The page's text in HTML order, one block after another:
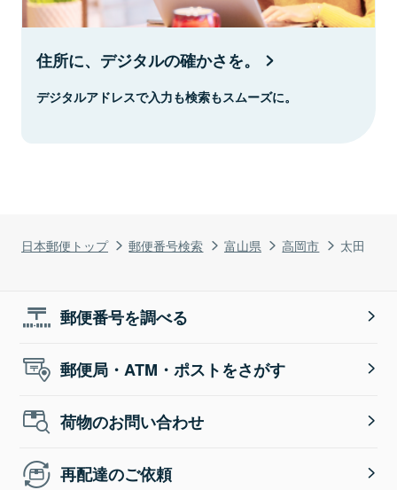
日本郵便トップ 郵便番号検索 富山県 高岡市 太田
住所に、デジタルの確かさを。
デジタルアドレスで入力も検索もスムーズに。
郵便番号を調べる
郵便局・ATM・ポストをさがす
荷物のお問い合わせ
再配達のご依頼